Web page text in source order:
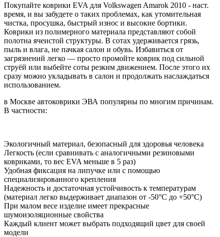
Покупайте коврики EVA для Volkswagen Amarok 2010 - наст.
время, и вы забудете о таких проблемах, как утомительная
чистка, просушка, быстрый износ и высокие бортики.
Коврики из полимерного материала представляют собой
полотна ячеистой структуры. В сотах удерживается грязь,
пыль и влага, не пачкая салон и обувь. Избавиться от
загрязнений легко — просто промойте коврик под сильной
струёй или выбейте соты резким движением. После этого их
сразу можно укладывать в салон и продолжать наслаждаться
использованием.
в Москве автоковрики ЭВА популярны по многим причинам.
В частности:
Экологичный материал, безопасный для здоровья человека
Легкость (если сравнивать с аналогичными резиновыми
ковриками, то вес EVA меньше в 5 раз)
Удобная фиксация на липучке или с помощью
специализированного крепления
Надежность и достаточная устойчивость к температурам
(материал легко выдерживает диапазон от -50°С до +50°С)
При малом весе изделие имеет прекрасные
шумоизоляционные свойства
Каждый клиент может выбрать подходящий цвет для своей
модели